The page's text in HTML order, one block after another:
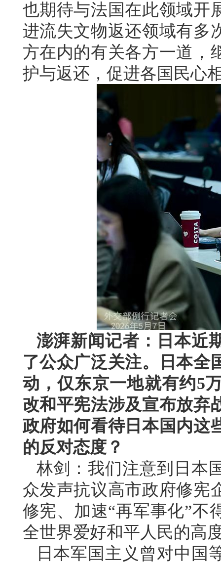
也期待与法国在此领域开
进流失文物返还领域有多
方在内的有关各方一道，
护与返还，促进各国民心
澎湃新闻记者：日本近
了公众广泛关注。日本全
动，仅东京一地就有约5
改和平宪法涉及宣布放弃
政府如何看待日本国内这
的反对态度？
林剑：我们注意到日本
众发声抗议高市政府修宪
修宪、加速“再军事化”不
全世界爱好和平人民的高
日本军国主义曾对中国